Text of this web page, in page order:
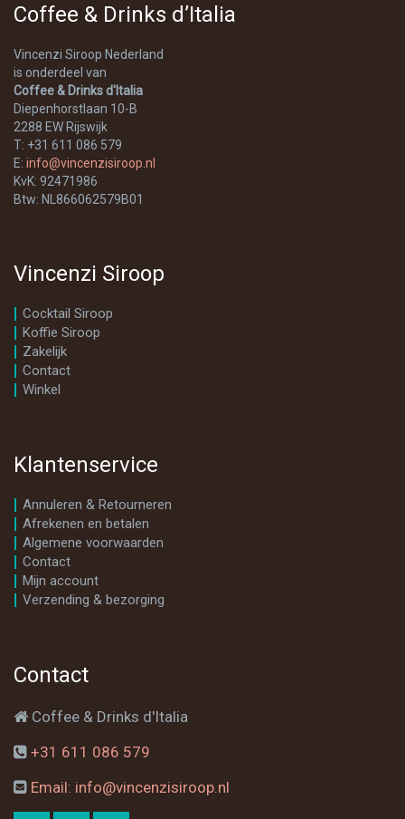
Coffee & Drinks d’Italia
Vincenzi Siroop Nederland
is onderdeel van
Coffee & Drinks d'Italia
Diepenhorstlaan 10-B
2288 EW Rijswijk
T: +31 611 086 579
E: info@vincenzisiroop.nl
KvK: 92471986
Btw: NL866062579B01
Vincenzi Siroop
Cocktail Siroop
Koffie Siroop
Zakelijk
Contact
Winkel
Klantenservice
Annuleren & Retourneren
Afrekenen en betalen
Algemene voorwaarden
Contact
Mijn account
Verzending & bezorging
Contact
Coffee & Drinks d'Italia
+31 611 086 579
Email: info@vincenzisiroop.nl